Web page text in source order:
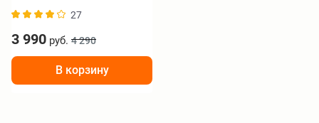
27
3 990 руб. 4 290
В корзину